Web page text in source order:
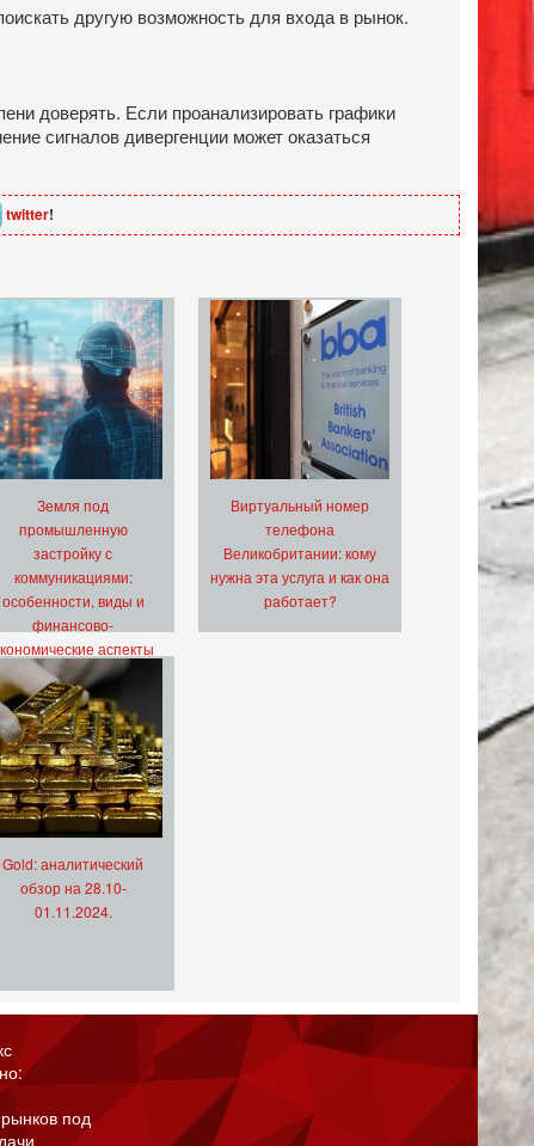
другую возможность для входа в рынок.
доверять. Если проанализировать графики
сигналов дивергенции может оказаться
twitter!
Земля под
промышленную
застройку с
коммуникациями:
особенности, виды и
финансово-
аспекты
Виртуальный номер
телефона
Великобритании: кому
нужна эта услуга и как она
работает?
Gold: аналитический
обзор на 28.10-
01.11.2024.
под